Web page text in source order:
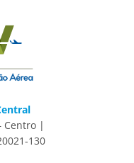
Centro |
130